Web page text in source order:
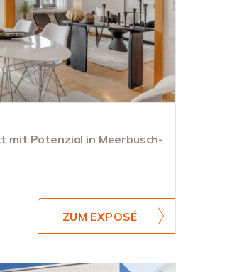
mit Potenzial in Meerbusch-
ZUM EXPOSÉ